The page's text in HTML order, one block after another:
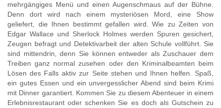
mehrgängiges Menü und einen Augenschmaus auf der Bühne.
Denn dort wird nach einem mysteriösen Mord, eine Show
geliefert, die Ihnen bestimmt gefallen wird. Wie zu Zeiten von
Edgar Wallace und Sherlock Holmes werden Spuren gesichert,
Zeugen befragt und Detektivarbeit der alten Schule vollführt. Sie
sind mittendrin, denn Sie können entweder als Zuschauer dem
Treiben ganz normal zusehen oder den Kriminalbeamten beim
Lösen des Falls aktiv zur Seite stehen und Ihnen helfen. Spaß,
ein gutes Essen und ein unvergesslicher Abend sind beim Krimi
mit Dinner garantiert. Kommen Sie zu diesem Abenteuer in einem
Erlebnisrestaurant oder schenken Sie es doch als Gutschein zu